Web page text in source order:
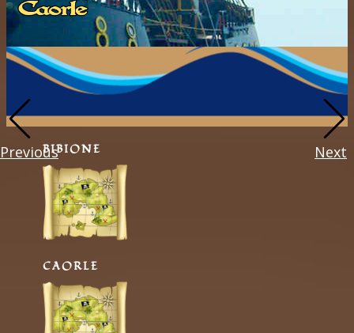
Previous Next
BIBIONE
CAORLE